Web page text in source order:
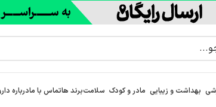
بهداشت و زیبایی مادر و کودک سلامتبرند هاتماس با مادرباره‌